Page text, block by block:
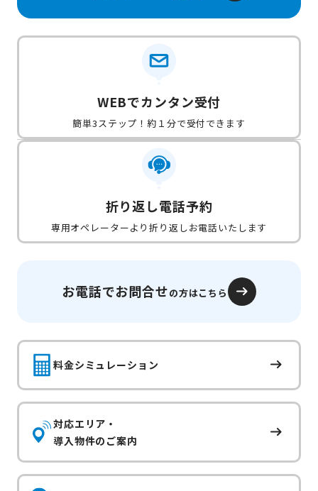
WEBでカンタン受付
簡単3ステップ！約１分で受付できます
折り返し電話予約
専用オペレーターより折り返しお電話いたします
お電話でお問合せの方はこちら
料金シミュレーション
対応エリア・
導入物件のご案内